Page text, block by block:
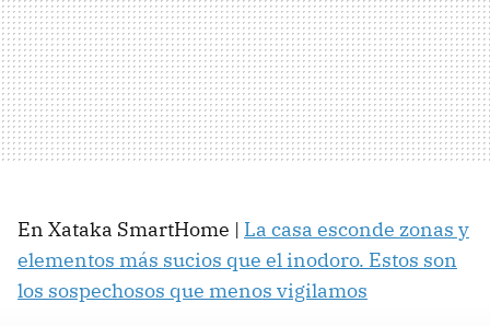
En Xataka SmartHome | La casa esconde zonas y
elementos más sucios que el inodoro. Estos son
los sospechosos que menos vigilamos